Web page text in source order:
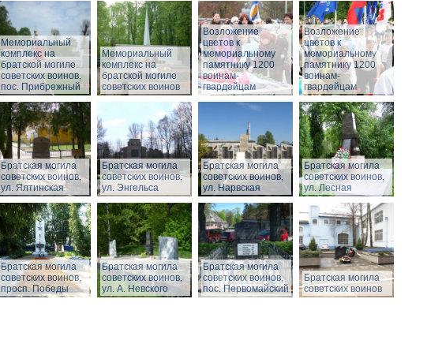
Мемориальный
комплекс на
братской могиле
советских воинов,
пос. Прибрежный
Мемориальный
комплекс на
братской могиле
советских воинов
Возложение
цветов к
мемориальному
памятнику 1200
воинам-
гвардейцам
Возложение
цветов к
мемориальному
памятнику 1200
воинам-
гвардейцам
Братская могила
советских воинов,
ул. Ялтинская
Братская могила
советских воинов,
ул. Энгельса
Братская могила
советских воинов,
ул. Нарвская
Братская могила
советских воинов,
ул. Лесная
Братская могила
советских воинов,
просп. Победы
Братская могила
советских воинов,
ул. А. Невского
Братская могила
советских воинов,
пос. Первомайский
Братская могила
советских воинов